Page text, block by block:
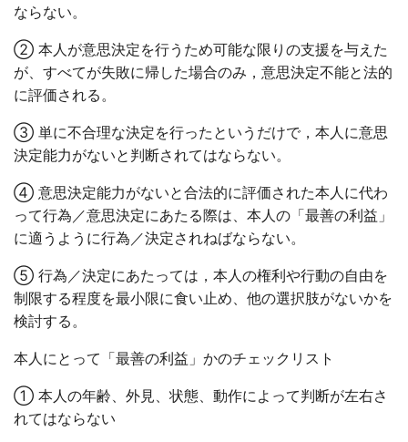
ならない。
② 本人が意思決定を行うため可能な限りの支援を与えた
が、すべてが失敗に帰した場合のみ，意思決定不能と法的
に評価される。
③ 単に不合理な決定を行ったというだけで，本人に意思
決定能力がないと判断されてはならない。
④ 意思決定能力がないと合法的に評価された本人に代わ
って行為／意思決定にあたる際は、本人の「最善の利益」
に適うように行為／決定されねばならない。
⑤ 行為／決定にあたっては，本人の権利や行動の自由を
制限する程度を最小限に食い止め、他の選択肢がないかを
検討する。
本人にとって「最善の利益」かのチェックリスト
① 本人の年齢、外見、状態、動作によって判断が左右さ
れてはならない